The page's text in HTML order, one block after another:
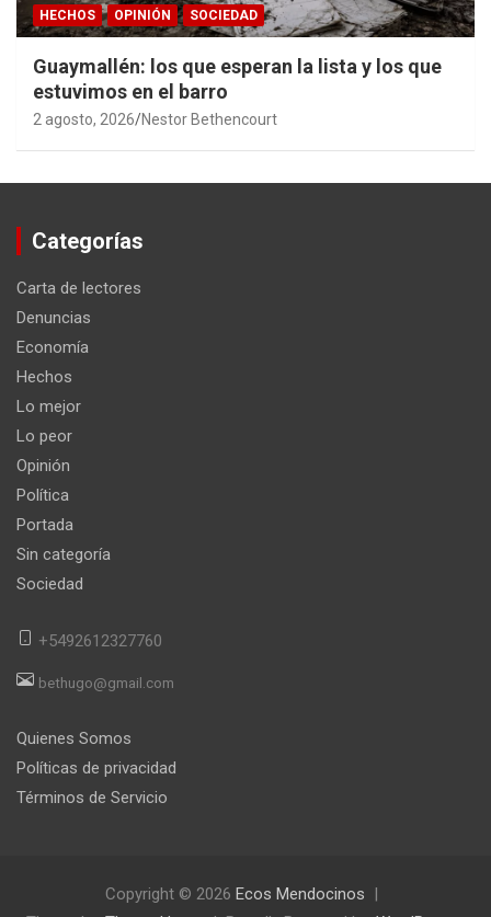
HECHOS OPINIÓN SOCIEDAD
Guaymallén: los que esperan la lista y los que
estuvimos en el barro
2 agosto, 2026 Nestor Bethencourt
Categorías
Carta de lectores
Denuncias
Economía
Hechos
Lo mejor
Lo peor
Opinión
Política
Portada
Sin categoría
Sociedad
+5492612327760
bethugo@gmail.com
Quienes Somos
Políticas de privacidad
Términos de Servicio
Copyright © 2026 Ecos Mendocinos